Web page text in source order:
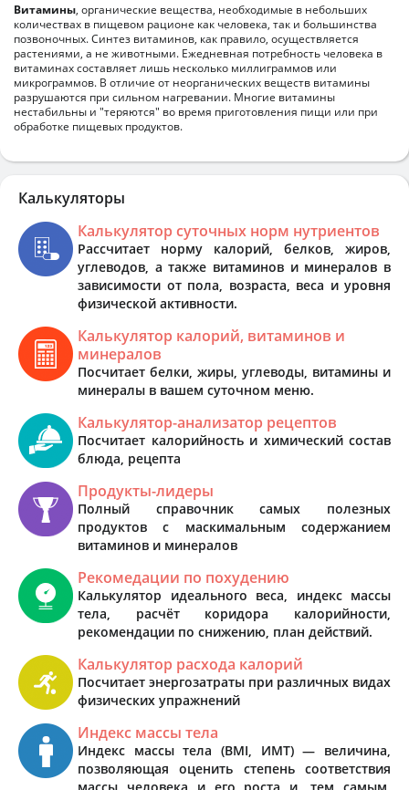
Витамины, органические вещества, необходимые в небольших
количествах в пищевом рационе как человека, так и большинства
позвоночных. Синтез витаминов, как правило, осуществляется
растениями, а не животными. Ежедневная потребность человека в
витаминах составляет лишь несколько миллиграммов или
микрограммов. В отличие от неорганических веществ витамины
разрушаются при сильном нагревании. Многие витамины
нестабильны и "теряются" во время приготовления пищи или при
обработке пищевых продуктов.
Калькуляторы
Калькулятор суточных норм нутриентов
Рассчитает норму калорий, белков, жиров,
углеводов, а также витаминов и минералов в
зависимости от пола, возраста, веса и уровня
физической активности.
Калькулятор калорий, витаминов и
минералов
Посчитает белки, жиры, углеводы, витамины и
минералы в вашем суточном меню.
Калькулятор-анализатор рецептов
Посчитает калорийность и химический состав
блюда, рецепта
Продукты-лидеры
Полный справочник самых полезных
продуктов с маскимальным содержанием
витаминов и минералов
Рекомедации по похудению
Калькулятор идеального веса, индекс массы
тела, расчёт коридора калорийности,
рекомендации по снижению, план действий.
Калькулятор расхода калорий
Посчитает энергозатраты при различных видах
физических упражнений
Индекс массы тела
Индекс массы тела (BMI, ИМТ) — величина,
позволяющая оценить степень соответствия